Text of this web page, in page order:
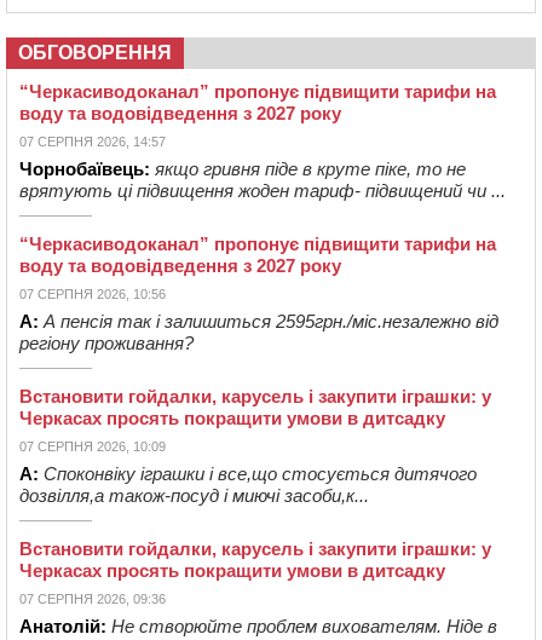
ОБГОВОРЕННЯ
“Черкасиводоканал” пропонує підвищити тарифи на
воду та водовідведення з 2027 року
07 СЕРПНЯ 2026, 14:57
Чорнобаївець: якщо гривня піде в круте піке, то не
врятують ці підвищення жоден тариф- підвищений чи ...
“Черкасиводоканал” пропонує підвищити тарифи на
воду та водовідведення з 2027 року
07 СЕРПНЯ 2026, 10:56
А: А пенсія так і залишиться 2595грн./міс.незалежно від
регіону проживання?
Встановити гойдалки, карусель і закупити іграшки: у
Черкасах просять покращити умови в дитсадку
07 СЕРПНЯ 2026, 10:09
А: Споконвіку іграшки і все,що стосується дитячого
дозвілля,а також-посуд і миючі засоби,к...
Встановити гойдалки, карусель і закупити іграшки: у
Черкасах просять покращити умови в дитсадку
07 СЕРПНЯ 2026, 09:36
Анатолій: Не створюйте проблем вихователям. Ніде в